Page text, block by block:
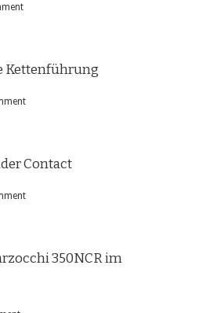
Kettenführung
Contact
350NCR im